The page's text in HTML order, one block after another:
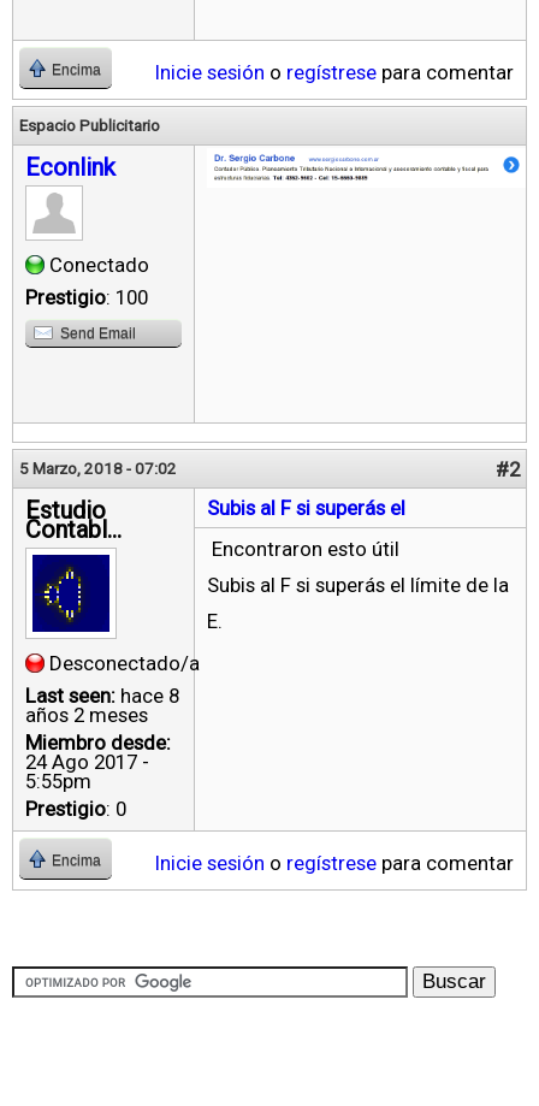
Encima Inicie sesión o regístrese para comentar
Espacio Publicitario
Econlink
Conectado
Prestigio: 100
Send Email
5 Marzo, 2018 - 07:02 #2
Estudio
Contabl...
Desconectado/a
Last seen: hace 8
años 2 meses
Miembro desde:
24 Ago 2017 -
5:55pm
Prestigio: 0
Subis al F si superás el
Encontraron esto útil
Subis al F si superás el límite de la
E.
Encima Inicie sesión o regístrese para comentar